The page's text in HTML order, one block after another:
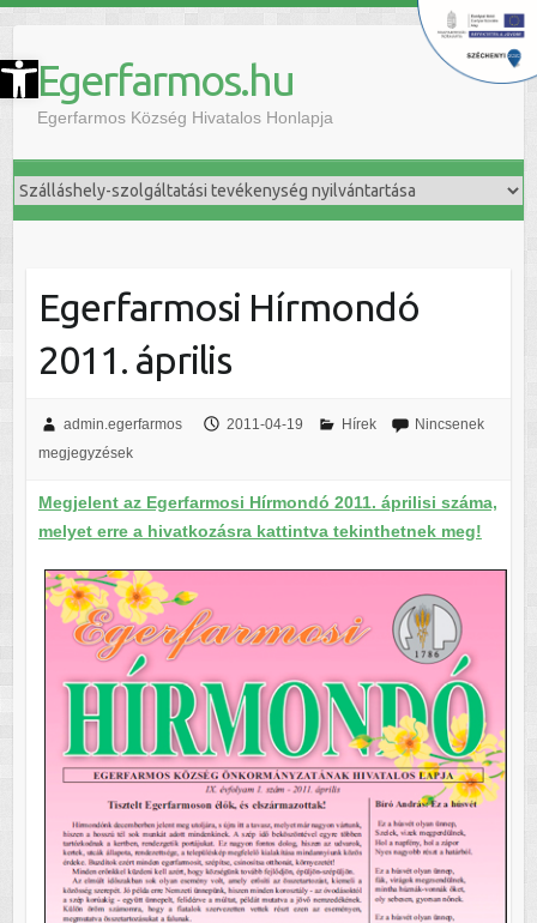
Eszköztár megnyitása Egerfarmos.hu
Egerfarmos Község Hivatalos Honlapja
Egerfarmosi Hírmondó
2011. április
admin.egerfarmos 2011-04-19 Hírek
Nincsenek
megjegyzések
Megjelent az Egerfarmosi Hírmondó 2011. áprilisi száma,
melyet erre a hivatkozásra kattintva tekinthetnek meg!